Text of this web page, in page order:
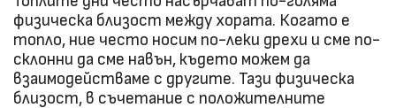
физическа близост между хората. Когато е
топло, ние често носим по-леки дрехи и сме по-
склонни да сме навън, където можем да
взаимодействаме с другите. Тази физическа
близост, в съчетание с положителните